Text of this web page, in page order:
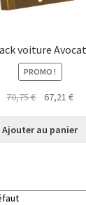
voiture Avocat
PROMO !
70,75€
Le
initial
67,21€Le
Ajouter au panier